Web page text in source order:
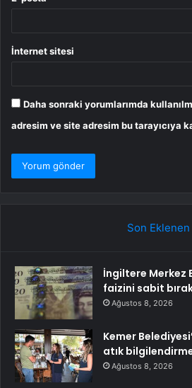
İnternet sitesi
Daha sonraki yorumlarımda
adresim ve site adresim bu tarayıcıya
Son Eklenen
İngiltere Merkez
faizini sabit
Ağustos 8, 2026
Kemer
atık
Ağustos 8, 2026